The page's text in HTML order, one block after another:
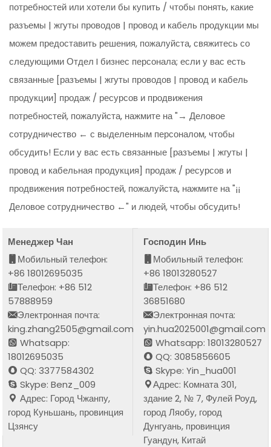
потребностей или хотели бы купить / чтобы понять, какие
разъемы | жгуты проводов | провод и кабель продукции мы
можем предоставить решения, пожалуйста, свяжитесь со
следующими Отдел I бизнес персонала; если у вас есть
связанные [разъемы | жгуты проводов | провод и кабель
продукции] продаж / ресурсов и продвижения
потребностей, пожалуйста, нажмите на "→ Деловое
сотрудничество ← с выделенным персоналом, чтобы
обсудить! Если у вас есть связанные [разъемы | жгуты |
провод и кабельная продукция] продаж / ресурсов и
продвижения потребностей, пожалуйста, нажмите на "¡¡
Деловое сотрудничество ←" и людей, чтобы обсудить!
Менеджер Чан
Мобильный телефон:
+86 18012695035
Телефон: +86 512
57888959
Электронная почта:
king.zhang2505@gmail.com
Whatsapp:
18012695035
QQ: 3377584302
Skype: Benz_009
Адрес: Город Чжанпу,
город Куньшань, провинция
Цзянсу
Господин Инь
Мобильный телефон:
+86 18013280527
Телефон: +86 512
36851680
Электронная почта:
yin.hua2025001@gmail.com
Whatsapp: 18013280527
QQ: 3085856605
Skype: Yin_hua001
Адрес: Комната 301,
здание 2, № 7, Фулей Роуд,
город Ляобу, город
Дунгуань, провинция
Гуандун, Китай